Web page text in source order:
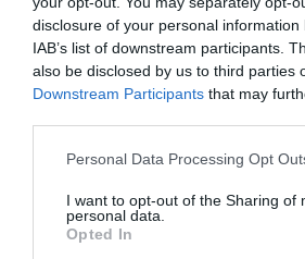
disclosure of your personal
IAB’s list of downstream participants.
also be disclosed by us to third parties
Downstream Participants that may
Personal Data Processing Opt
I want to opt-out of the Sharing of
personal data.
Opted In
Sentința se bazează pe o
particulară a legii, asupra căreia
dezacord puternic între
vreau să mă întorc în România,
: în România există un
femei șimai mult de jumătate
fost condamnate